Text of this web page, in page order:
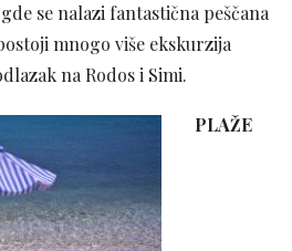
se nalazi fantastična peščana
mnogo više ekskurzija
na Rodos i Simi.
PLAŽE